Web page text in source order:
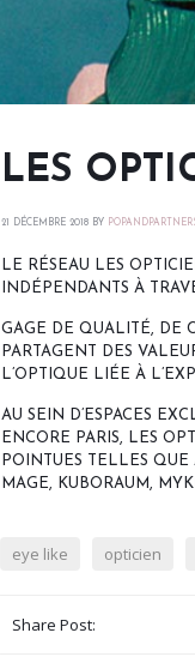
LES
21 DÉCEMBRE 2018 BY
LE RÉSEAU LES
INDÉPENDANTS À
GAGE DE QUALITÉ, DE
PARTAGENT DES
L’OPTIQUE LIÉE À
AU SEIN D’ESPACES
ENCORE PARIS, LES
POINTUES TELLES
MAGE, KUBORAUM,
eye like opticien
Share Post: